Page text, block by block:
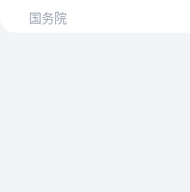
国务院